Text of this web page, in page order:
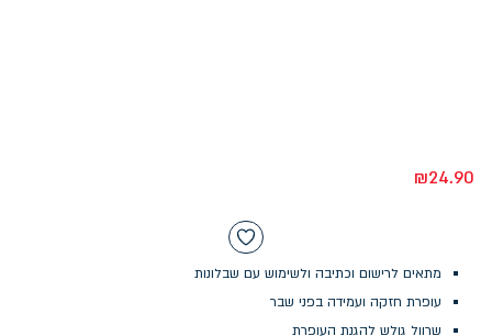
₪24.90
מתאים לרישום וכתיבה ולשימוש עם שבלונות
עופרת חזקה ועמידה בפני שבר
שרוול גולש להגנת העופרת